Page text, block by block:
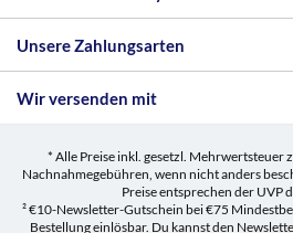
Unsere Zahlungsarten
Wir versenden mit
* Alle Preise inkl. gesetzl. Mehrwertsteuer
Nachnahmegebühren, wenn nicht anders
Preise entsprechen der UVP
² €10-Newsletter-Gutschein bei €75
Bestellung einlösbar. Du kannst den